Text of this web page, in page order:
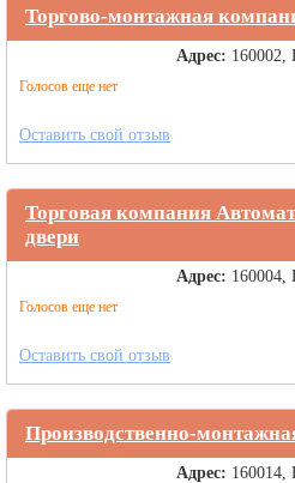
Торгово-монтажная
Голосов еще нет
Адрес: 160002,
Оставить свой отзыв
Торговая компания
двери
Голосов еще нет
Адрес: 160004,
Оставить свой отзыв
Производственно-
Адрес: 160014,